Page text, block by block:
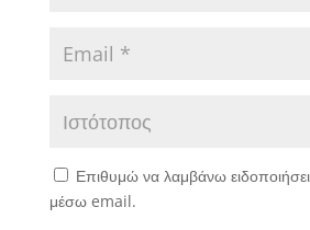
Επιθυμώ να λαμβάνω
μέσω email.